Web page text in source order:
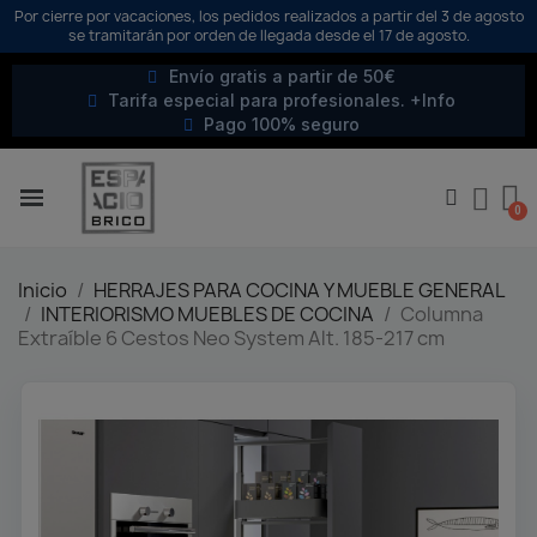
Por cierre por vacaciones, los pedidos realizados a partir del 3 de agosto
se tramitarán por orden de llegada desde el 17 de agosto.
Envío gratis a partir de 50€
Tarifa especial para profesionales. +Info
Pago 100% seguro
Inicio
HERRAJES PARA COCINA Y MUEBLE GENERAL
INTERIORISMO MUEBLES DE COCINA
Columna
Extraíble 6 Cestos Neo System Alt. 185-217 cm